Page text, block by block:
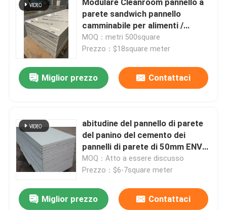
parete sandwich pannello
camminabile per alimenti /
laboratorio farmaceutico
MOQ：metri 500square
Prezzo：$18square meter
Miglior prezzo Contattaci
abitudine del pannello di parete
del panino del cemento dei
pannelli di parete di 50mm ENV
ENV
MOQ：Atto a essere discusso
Prezzo：$6-7square meter
Miglior prezzo Contattaci